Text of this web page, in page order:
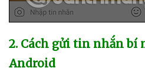
2. Cách gửi tin nhắn bí
Android